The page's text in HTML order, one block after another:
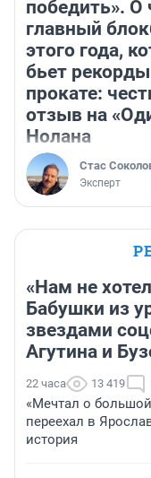
победить». О
главный
этого года,
бьет
прокате:
отзыв на
Нолана
Стас
Эксперт
«Нам не
Бабушки из
звездами
Агутина и
22 часа 13 419
«Мечтал о
переехал в
история